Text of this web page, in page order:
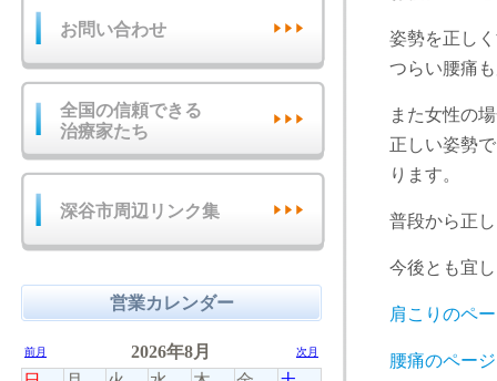
姿勢を正し
つらい腰痛
また女性の
正しい姿勢
ります。
普段から正
今後とも宜
肩こりのペ
腰痛のペー
お問い合わせ
全国の信頼できる
治療家たち
深谷市周辺リンク集
営業カレンダー